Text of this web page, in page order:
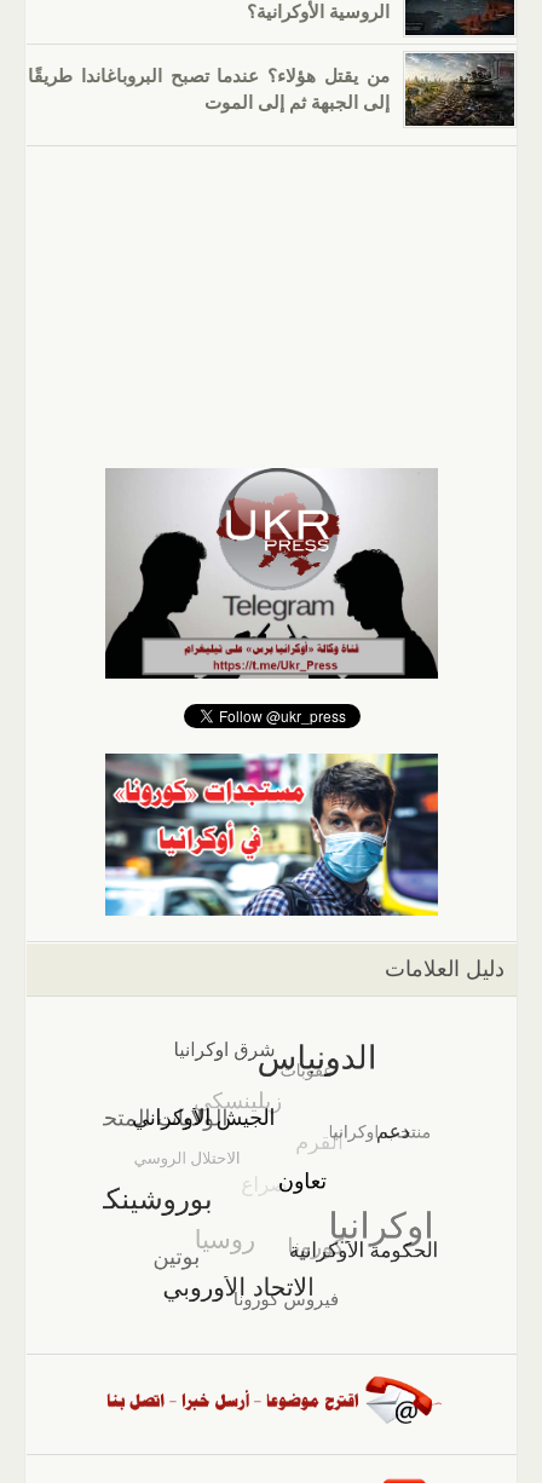
الروسية الأوكرانية؟
من يقتل هؤلاء؟ عندما تصبح البروباغاندا طريقًا
إلى الجبهة ثم إلى الموت
دليل العلامات